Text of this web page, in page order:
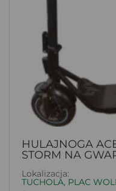
HULAJNOGA
STORM NA
Lokalizacja:
TUCHOLA, PLAC